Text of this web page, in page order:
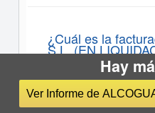
¿Cuál es la
S.L. (EN
Hay
Ver Informe de